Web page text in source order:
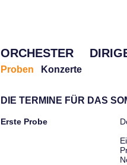
ORCHESTER
Proben Konzerte
DIE TERMINE FÜR DAS
Erste Probe